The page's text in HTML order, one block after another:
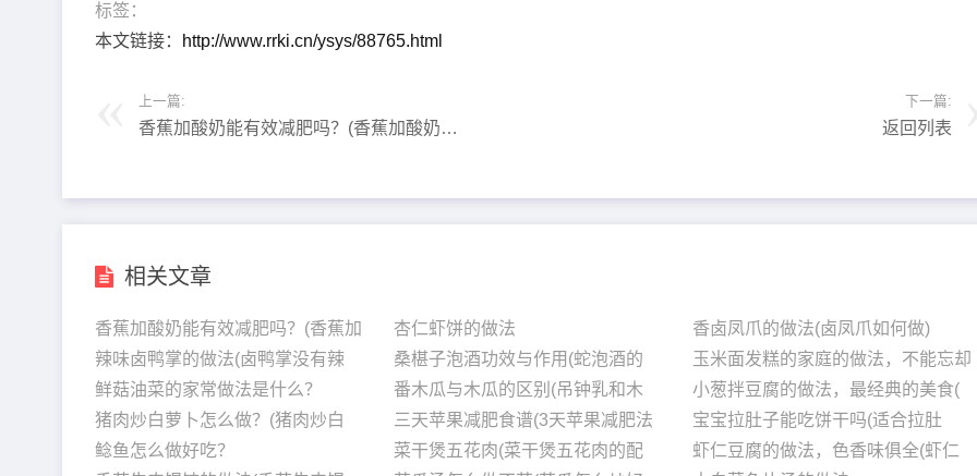
标签：
本文链接：
http://www.rrki.cn/ysys/88765.html
上一篇:
香蕉加酸奶能有效减肥吗？(香蕉加酸奶的
下一篇:
返回列表
相关文章
香蕉加酸奶能有效减肥吗？(香蕉加
辣味卤鸭掌的做法(卤鸭掌没有辣
​鲜菇油菜的家常做法是什么？
​猪肉炒白萝卜怎么做？(猪肉炒白
​鲶鱼怎么做好吃？
杏仁虾饼的做法
桑椹子泡酒功效与作用(蛇泡酒的
番木瓜与木瓜的区别(吊钟乳和木
三天苹果减肥食谱(3天苹果减肥法
菜干煲五花肉(菜干煲五花肉的配
香卤凤爪的做法(卤凤爪如何做)
玉米面发糕的家庭的做法，不能忘却
小葱拌豆腐的做法，最经典的美食(
宝宝拉肚子能吃饼干吗(适合拉肚
虾仁豆腐的做法，色香味俱全(虾仁